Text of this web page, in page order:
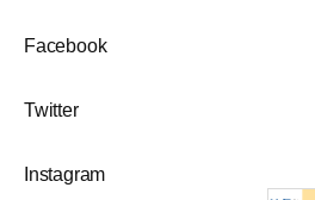
Facebook
Twitter
Instagram